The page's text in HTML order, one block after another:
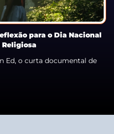
para o Dia Nacional
Ed, o curta documental de